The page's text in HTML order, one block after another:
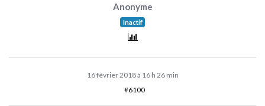
Anonyme
Inactif
16 février 2018 à 16 h 26 min
#6100